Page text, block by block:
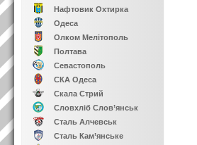
Нафтовик Охтирка
Одеса
Олком Мелітополь
Полтава
Севастополь
СКА Одеса
Скала Стрий
Словхліб Слов’янськ
Сталь Алчевськ
Сталь Кам’янське